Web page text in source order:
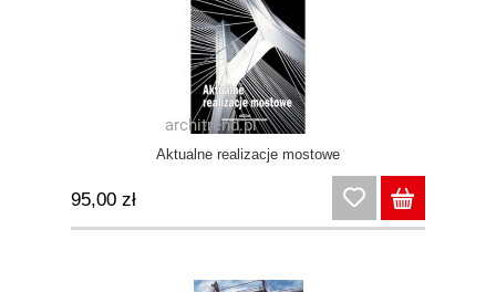
Aktualne realizacje mostowe
95,00 zł